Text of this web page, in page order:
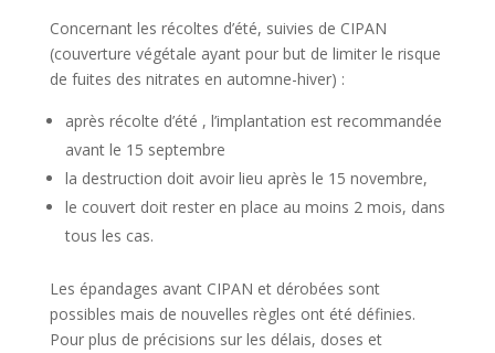
Concernant les récoltes d’été, suivies de CIPAN
(couverture végétale ayant pour but de limiter le risque
de fuites des nitrates en automne-hiver) :
après récolte d’été , l’implantation est recommandée
avant le 15 septembre
la destruction doit avoir lieu après le 15 novembre,
le couvert doit rester en place au moins 2 mois, dans
tous les cas.
Les épandages avant CIPAN et dérobées sont
possibles mais de nouvelles règles ont été définies.
Pour plus de précisions sur les délais, doses et